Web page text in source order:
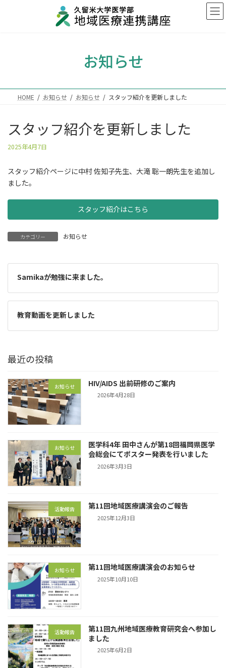
お知らせ
HOME お知らせ お知らせ スタッフ紹介を更新しました
スタッフ紹介を更新しました
2025年4月7日
新
:
スタッフ紹介ページに中村 佐知子先生、大滝 聡一朗先生を追加し
ました。
スタッフ紹介はこちら
カテゴリー お知らせ
Samikaが勉強に来ました。
教育動画を更新しました
最近の投稿
お知らせ HIV/AIDS 出前研修のご案内
2026年4月28日
お知らせ
医学科4年 田中さんが第18回福岡県医学
会総会にてポスター発表を行いました
2026年3月3日
活動報告 第11回地域医療講演会のご報告
2025年12月3日
お知らせ 第11回地域医療講演会のお知らせ
2025年10月10日
活動報告
第11回九州地域医療教育研究会へ参加し
ました
2025年6月2日